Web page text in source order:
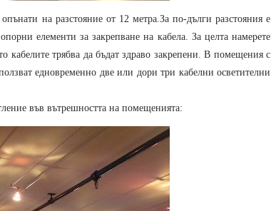
на разстояние от 12 метра.За по-дълги разстояния е
елементи за закрепване на кабела. За целта намерете
кабелите трябва да бъдат здраво закрепени. В помещения с
едновременно две или дори три кабелни осветителни
във вътрешността на помещенията: